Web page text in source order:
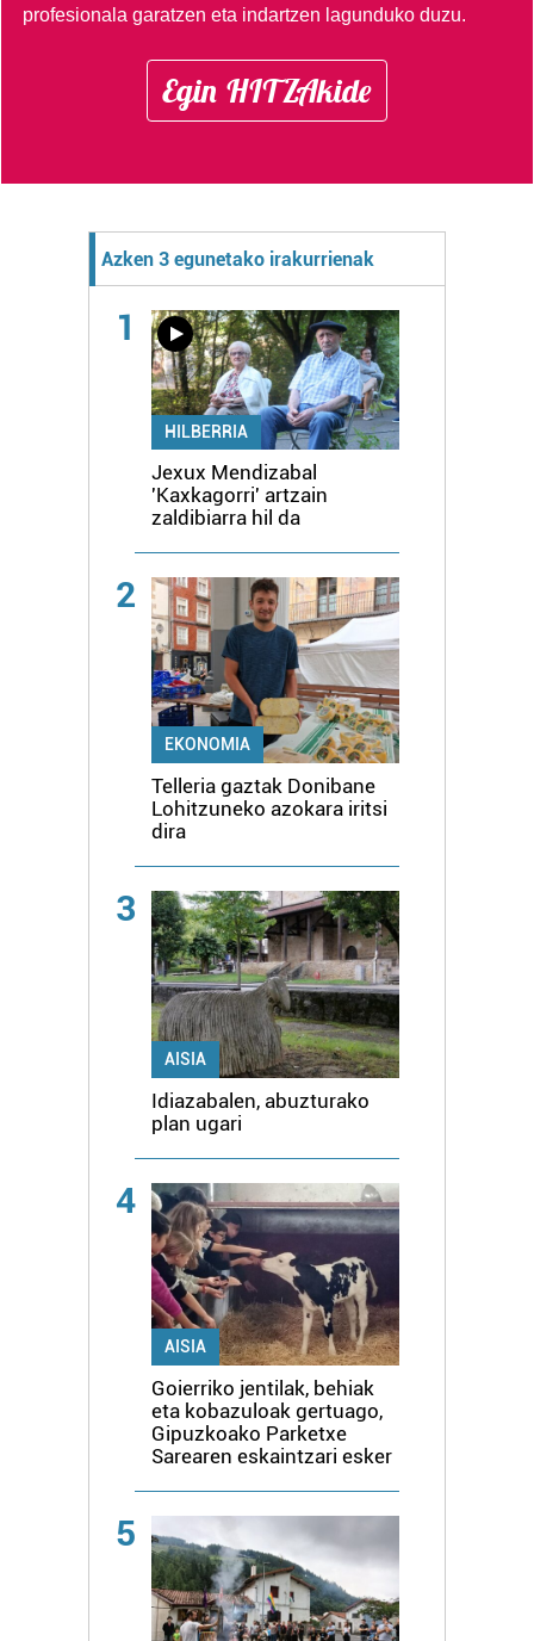
profesionala garatzen eta indartzen lagunduko duzu.
Egin HITZAkide
Azken 3 egunetako irakurrienak
1
HILBERRIA
Jexux Mendizabal
'Kaxkagorri' artzain
zaldibiarra hil da
2
EKONOMIA
Telleria gaztak Donibane
Lohitzuneko azokara iritsi
dira
3
AISIA
Idiazabalen, abuzturako
plan ugari
4
AISIA
Goierriko jentilak, behiak
eta kobazuloak gertuago,
Gipuzkoako Parketxe
Sarearen eskaintzari esker
5